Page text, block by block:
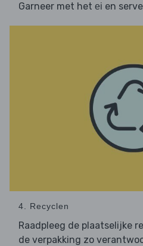
Garneer met het ei en
4. Recyclen
Raadpleeg de plaatselijke
de verpakking zo